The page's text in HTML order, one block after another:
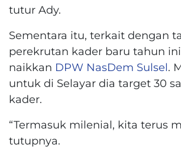
tutur Ady.
Sementara itu, terkait dengan
perekrutan kader baru tahun
naikkan DPW NasDem Sulsel.
untuk di Selayar dia target 30
kader.
“Termasuk milenial, kita terus
tutupnya.